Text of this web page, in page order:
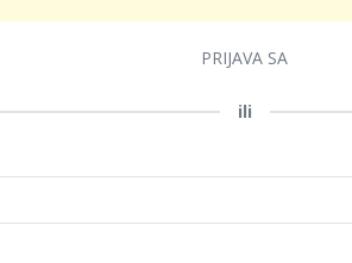
PRIJAVA SA
ili